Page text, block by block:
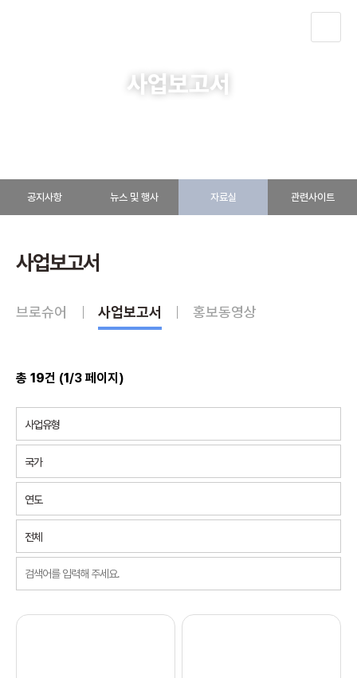
사업보고서
공지사항 뉴스 및 행사 자료실 관련사이트
사업보고서
브로슈어 사업보고서 홍보동영상
총 19건 (1/3 페이지)